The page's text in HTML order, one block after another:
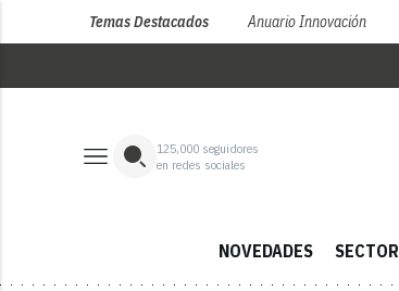
Temas Destacados Anuario Innovación
125,000 seguidores
en redes sociales
NOVEDADES SECTOR